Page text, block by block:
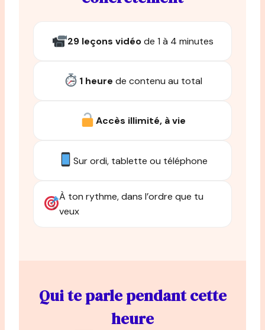
29 leçons vidéode 1 à 4 minutes
1 heure de contenu au total
Accès illimité, à vie
Sur ordi, tablette ou téléphone
À ton rythme, dans l’ordre que tu
veux
Qui te parle pendant cette
heure